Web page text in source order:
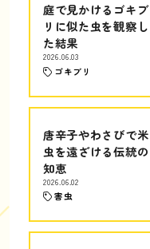
庭で見かけるゴキブ
リに似た虫を観察し
た結果
2026.06.03
ゴキブリ
唐辛子やわさびで米
虫を遠ざける伝統の
知恵
2026.06.02
害虫